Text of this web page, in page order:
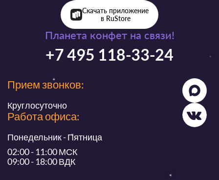
Планета конфет на связи!
+7 495 118-33-24
Прием звонков:
Круглосуточно
Работа офиса:
Понедельник - Пятница
02:00 - 11:00 МСК
09:00 - 18:00 ВДК
Скачать приложение
в RuStore